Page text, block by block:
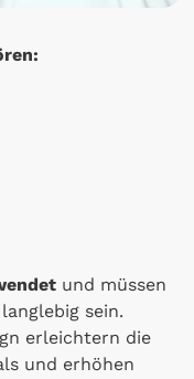
und müssen
sein.
erleichtern die
und erhöhen